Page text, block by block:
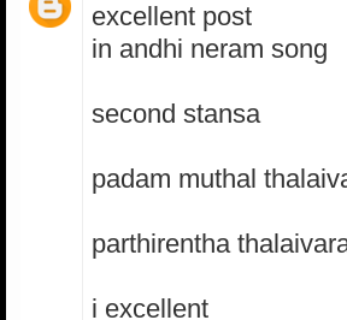
excellent post
in andhi neram song
second stansa
padam muthal
parthirentha
i excellent